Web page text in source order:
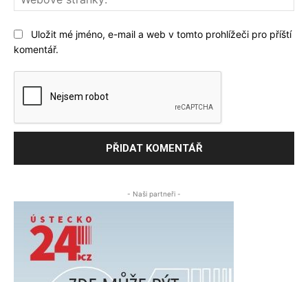
Uložit mé jméno, e-mail a web v tomto prohlížeči pro příští
komentář.
- Naši partneři -